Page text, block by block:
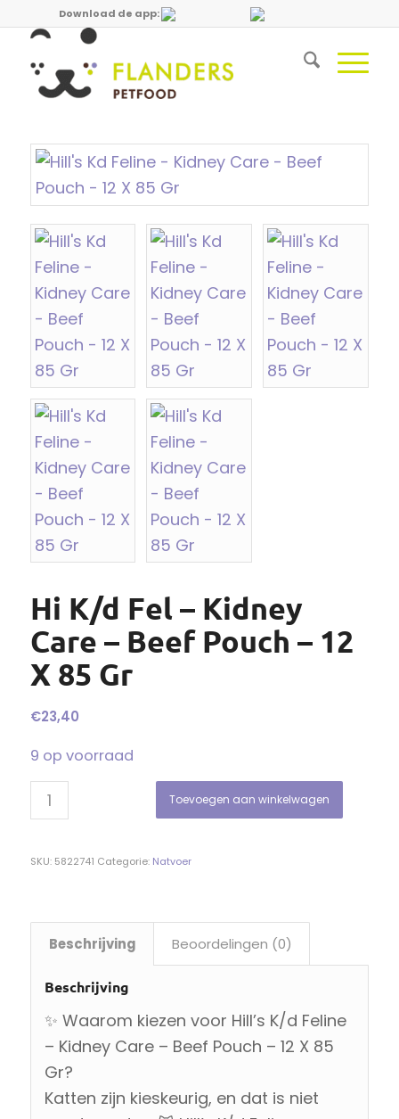
Download de app:
Hi K/d Fel – Kidney
Care – Beef Pouch – 12
X 85 Gr
€23,40
9 op voorraad
Toevoegen aan winkelwagen
SKU: 5822741 Categorie: Natvoer
Beschrijving Beoordelingen (0)
Beschrijving
✨ Waarom kiezen voor Hill’s K/d Feline
– Kidney Care – Beef Pouch – 12 X 85
Gr?
Katten zijn kieskeurig, en dat is niet